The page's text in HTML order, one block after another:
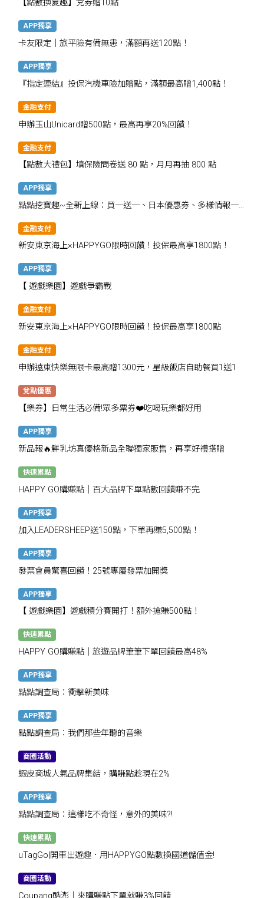
【點數換夏趣】兌券贈10點
APP獨享
卡友限定│旅平險有備無患，滿額再送120點！
APP獨享
『指定連結』投保汽機車險加贈點，滿額最高贈1,400點！
金融支付
申辦玉山Unicard贈500點，最高再享20%回饋！
金融支付
【點數大禮包】填保險問卷送 80 點，月月再抽 800 點
APP獨享
點點挖寶趣~全新上線：買一送一、日本優惠券、多樣情報一
金融支付
新安東京海上×HAPPYGO限時回饋！投保最高享1800點！
APP獨享
【 遊戲樂園】遊戲爭霸戰
金融支付
新安東京海上×HAPPYGO限時回饋！投保最高享1800點
金融支付
申辦遠東快樂無限卡最高贈1300元，星級飯店自助餐買1送1
兌點優惠
【樂券】日常生活必備!眾多票券❤️吃喝玩樂都好用
APP獨享
新品報🔥鮮乳坊真優格新品全聯獨家販售，再享好禮搭贈
快速累點
HAPPY GO購賺點｜百大品牌下單點數回饋賺不完
APP獨享
加入LEADERSHEEP送150點，下單再賺5,500點！
APP獨享
發票會員驚喜回饋！25號專屬發票加開獎
APP獨享
【 遊戲樂園】遊戲積分賽開打！額外搶賺500點！
快速累點
HAPPY GO購賺點｜旅遊品牌筆筆下單回饋最高48%
APP獨享
點點調查局：衝擊新美味
APP獨享
點點調查局：我們那些年聽的音樂
商圈活動
蝦皮商城人氣品牌集結，購賺點趁現在2%
APP獨享
點點調查局：這樣吃不奇怪，意外的美味?!
快速累點
uTagGo|開車出遊趣．用HAPPYGO點數換國道儲值金!
商圈活動
Coupang酷澎｜來購賺點下單就賺3%回饋